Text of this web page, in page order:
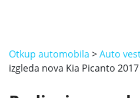
Otkup automobila >Auto
izgleda nova Kia Picanto 2017